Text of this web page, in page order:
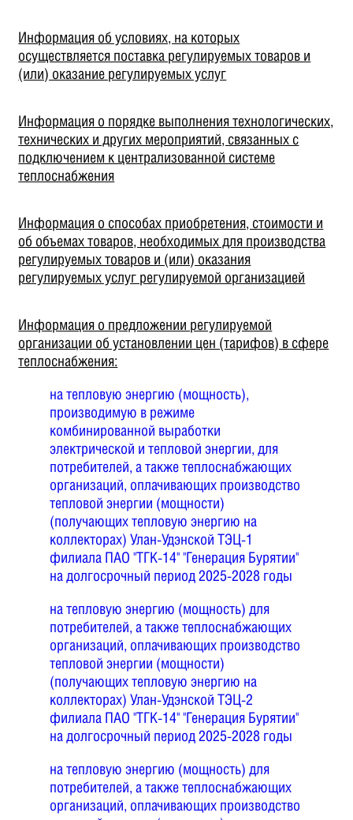
Информация об условиях, на которых
осуществляется поставка регулируемых товаров и
(или) оказание регулируемых услуг
Информация о порядке выполнения технологических,
технических и других мероприятий, связанных с
подключением к централизованной системе
теплоснабжения
Информация о способах приобретения, стоимости и
об объемах товаров, необходимых для производства
регулируемых товаров и (или) оказания
регулируемых услуг регулируемой организацией
Информация о предложении регулируемой
организации об установлении цен (тарифов) в сфере
теплоснабжения:
на тепловую энергию (мощность),
производимую в режиме
комбинированной выработки
электрической и тепловой энергии, для
потребителей, а также теплоснабжающих
организаций, оплачивающих производство
тепловой энергии (мощности)
(получающих тепловую энергию на
коллекторах) Улан-Удэнской ТЭЦ-1
филиала ПАО "ТГК-14" "Генерация Бурятии"
на долгосрочный период 2025-2028 годы
на тепловую энергию (мощность) для
потребителей, а также теплоснабжающих
организаций, оплачивающих производство
тепловой энергии (мощности)
(получающих тепловую энергию на
коллекторах) Улан-Удэнской ТЭЦ-2
филиала ПАО "ТГК-14" "Генерация Бурятии"
на долгосрочный период 2025-2028 годы
на тепловую энергию (мощность) для
потребителей, а также теплоснабжающих
организаций, оплачивающих производство